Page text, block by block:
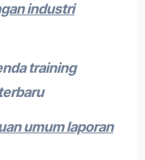
industri
training
umum laporan